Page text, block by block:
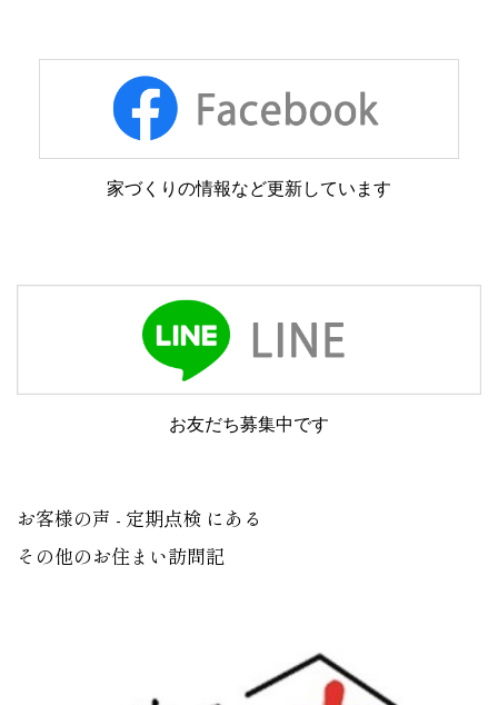
家づくりの情報など更新しています
お友だち募集中です
お客様の声 - 定期点検 にある
その他のお住まい訪問記